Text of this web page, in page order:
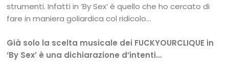
strumenti. Infatti in ‘By Sex’ è quello che ho cercato di
fare in maniera goliardica col ridicolo…
Già solo la scelta musicale dei FUCKYOURCLIQUE in
‘By Sex’ è una dichiarazione d’intenti…